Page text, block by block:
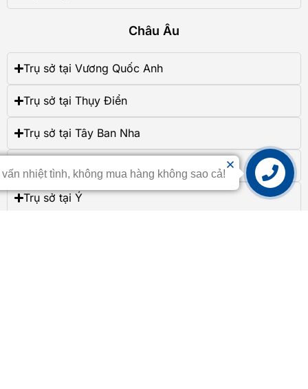
Châu Âu
Trụ sở tại Vương Quốc Anh
Trụ sở tại Thụy Điển
Trụ sở tại Tây Ban Nha
Trụ sở tại Ý
Liên hệ
nhiệt tình, không mua hàng không sao cả!